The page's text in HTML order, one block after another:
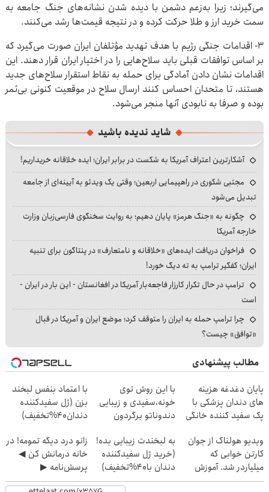
می‌گیرند؛ زیرا به‌زعم دشمن با دیده شدن نشانه‌های جنگ جامعه به
سمت خرید ارز و طلا حرکت کرده و در نتیجه قیمت‌ها رشد می‌کنند.
۳- اقدامات جنگی رژیم با هدف تهدید مؤتلفان ایران صورت می‌گیرد که
بر اساس توافقات قبلی باید سلاح‌هایی را در اختیار ایران قرار دهند. این
اقدامات نشان دادن آمادگی برای حمله به نقاط استقرار سلاح‌های جدید
هستند، تا متحدان احساس کنند ارسال سلاح در موقعیت کنونی بی‌ثمر
بوده و صرفا به نابودی آنها منجر می‌شود.
شاید ندیده باشید
آشکارترین اعتراف آمریکا به شکست در برابر ایران؛ ایده خلاقانه خریداریم!
مجتبی شکوری در راهپیمایی اربعین؛ وقتی یک ویدئو به آیینه‌ای از جامعه
تبدیل می‌شود
چگونه به «جنگ هرمز» پایان دهیم؛ به روایت سخنگوی فارسی‌زبان وزارت
خارجه آمریکا
فراخوان دریافت ایده‌های «خلاقانه و نامتعارف» در پنتاگون برای تنبیه
ایران؛ کفگیر ترامپ به ته دیگ خورد!
ترامپ در حال تکرار کارزار فاجعه‌بار آمریکا در افغانستان - این بار در ایران -
است
چرا ترامپ حمله به ایران را متوقف کرد؛ موضع ایران و آمریکا در قبال
«توافق» چیست؟
مطالب پیشنهادی
پایان دغدغه هزینه
های دندان پزشکی با
پک سفید کننده خانگی
با این روش توی
خونه،سفیدی و زیبایی
دندوناتو برگردون
با اعتماد بنفس لبخند
بزن (ژل سفیدکننده
دندان40%تخفیف)
ویدیو هولناک از جوان
کارتن خوابی که
میلیاردر شد. آموزش
رایگان
به لبخندت زیبایی بده!
(خرید ژل سفیدکننده
دندان با40%تخفیف)
زانو درد دیگه تمومه! در
خانه درمانش کن ◀
پرسش‌نامه ▶